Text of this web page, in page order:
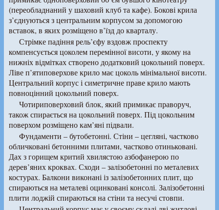
(переобладнаний у шаховий клуб та кафе). Бокові крила
з’єднуються з центральним корпусом за допомогою
вставок, в яких розміщено в’їзд до кварталу.
Стрімке падіння рель’єфу вздовж проспекту
компенсується цоколем перемінної висоти, у якому на
нижніх відмітках створено додатковий цокольний поверх.
Ліве п’ятиповерхове крило має цоколь мінімальної висоти.
Центральний корпус і симетричне праве крило мають
повноцінний цокольний поверх.
Чотириповерховий блок, який примикає праворуч,
також спирається на цокольний поверх. Під цокольним
поверхом розміщено кам’яні підвали.
Фундаменти – бутобетонні. Стіни – цегляні, частково
обличковані бетонними плитами, частково отиньковані.
Дах з горищем критий хвилястою азбофанерою по
дерев’яних кроквах. Сходи – залізобетонні по металевих
костурах. Балкони виконані із залізобетонних плит, що
спираються на металеві оцинковані консолі. Залізобетонні
плити лоджій спираються на стіни та несучі стовпи.